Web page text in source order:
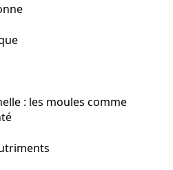
: les moules comme